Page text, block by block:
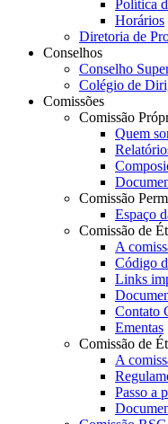
Política
Horários
Diretoria de
Conselhos
Conselho
Colégio de
Comissões
Comissão
Quem
Comissão
Espaço
Comissão de
A
Código
Links
Contato
Ementas
Comissão de
A
Passo a